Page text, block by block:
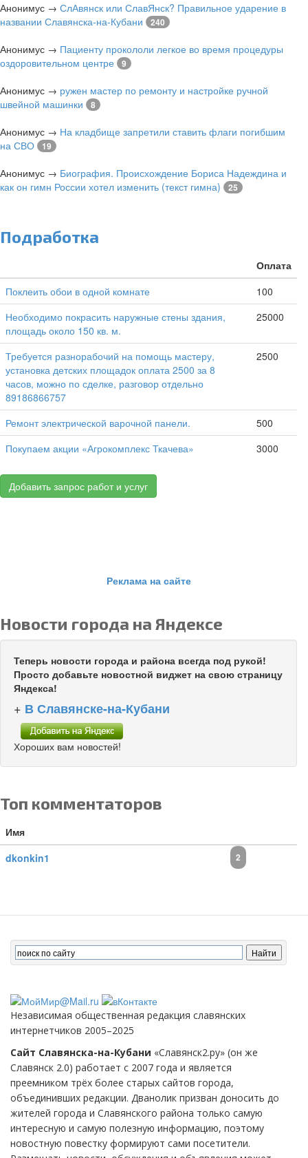
Анонимус → СлАвянск или СлавЯнск? Правильное ударение в
названии Славянска-на-Кубани
240
Анонимус → Пациенту прокололи легкое во время процедуры
оздоровительном центре
9
Анонимус → ружен мастер по ремонту и настройке ручной
швейной машинки
8
Анонимус → На кладбище запретили ставить флаги погибшим
на СВО
19
Анонимус → Биография. Происхождение Бориса Надеждина и
как он гимн России хотел изменить (текст гимна)
25
Подработка
Оплата
Поклеить обои в одной комнате
100
Необходимо покрасить наружные стены здания,
площадь около 150 кв. м.
25000
Требуется разнорабочий на помощь мастеру,
установка детских площадок оплата 2500 за 8
часов, можно по сделке, разговор отдельно
89186866757
2500
Ремонт электрической варочной панели.
500
Покупаем акции «Агрокомплекс Ткачева»
3000
Добавить запрос работ и услуг
Реклама на сайте
Новости города на Яндексе
Теперь новости города и района всегда под рукой!
Просто добавьте новостной виджет на свою страницу
Яндекса!
+ В Славянске-на-Кубани
Хороших вам новостей!
Топ комментаторов
Имя
dkonkin1
2
Независимая общественная редакция славянских
интернетчиков 2005–2025
Сайт Славянска-на-Кубани «Славянск2.ру» (он же
Славянск 2.0) работает с 2007 года и является
преемником трёх более старых сайтов города,
объединивших редакции. Дванолик призван доносить до
жителей города и Славянского района только самую
интересную и самую полезную информацию, поэтому
новостную повестку формируют сами посетители.